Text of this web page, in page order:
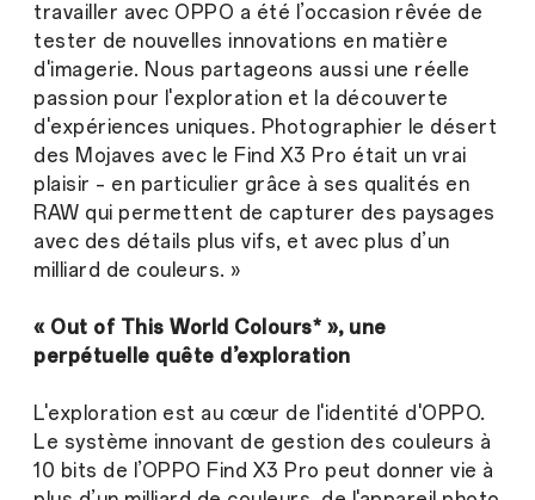
travailler avec OPPO a été l’occasion rêvée de
tester de nouvelles innovations en matière
d'imagerie. Nous partageons aussi une réelle
passion pour l'exploration et la découverte
d'expériences uniques. Photographier le désert
des Mojaves avec le Find X3 Pro était un vrai
plaisir – en particulier grâce à ses qualités en
RAW qui permettent de capturer des paysages
avec des détails plus vifs, et avec plus d’un
milliard de couleurs. »
« Out of This World Colours* », une
perpétuelle quête d’exploration
L'exploration est au cœur de l'identité d'OPPO.
Le système innovant de gestion des couleurs à
10 bits de l’OPPO Find X3 Pro peut donner vie à